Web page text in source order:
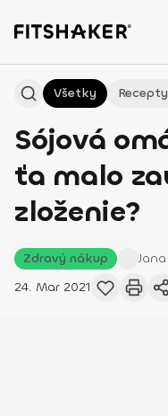
Všetky Recepty
Sójová
ťa malo
zloženie?
Zdravý nákup Jana
24. Mar 2021